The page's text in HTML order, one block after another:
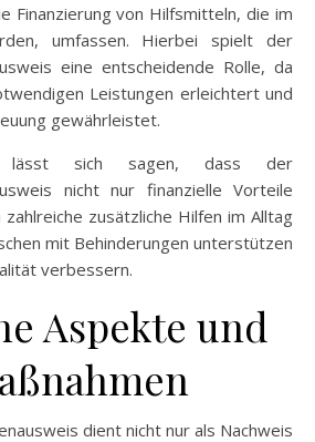
Finanzierung von Hilfsmitteln, die im
umfassen. Hierbei spielt der
eine entscheidende Rolle, da
Leistungen erleichtert und
gewährleistet.
lässt sich sagen, dass der
nicht nur finanzielle Vorteile
zusätzliche Hilfen im Alltag
mit Behinderungen unterstützen
verbessern.
Aspekte und
dient nicht nur als Nachweis